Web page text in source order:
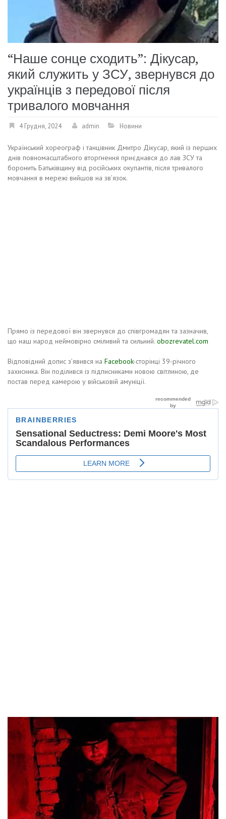
“Наше сонце сходить”: Дікусар,
який служить у ЗСУ, звернувся до
українців з передової після
тривалого мовчання
4 Грудня, 2024 admin Новини
Український хореограф і танцівник Дмитро Дікусар, який із перших
днів повномасштабного вторгнення приєднався до лав ЗСУ та
боронить Батьківщину від російських окупантів, після тривалого
мовчання в мережі вийшов на зв’язок.
Прямо із передової він звернувся до співгромадян та зазначив,
що наш народ неймовірно сміливий та сильний. obozrevatel.com
Відповідний допис з’явився на Facebook-сторінці 39-річного
захисника. Він поділився із підписниками новою світлиною, де
постав перед камерою у військовій амуніції.